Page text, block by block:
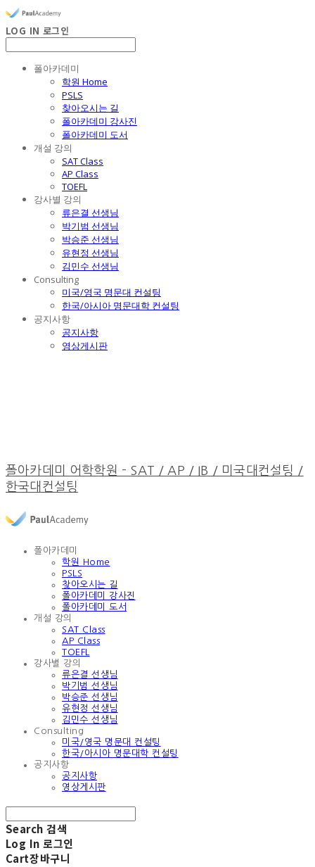
LOG IN 로그인
폴아카데미
학원 Home
PSLS
찾아오시는 길
폴아카데미 강사진
폴아카데미 도서
개설 강의
SAT Class
AP Class
TOEFL
강사별 강의
류은결 선생님
박기범 선생님
박승준 선생님
유현정 선생님
김민수 선생님
Consulting
미국/영국 명문대 컨설팅
한국/아시아 명문대학 컨설팅
공지사항
공지사항
영상게시판
폴아카데미 어학학원 - SAT / AP / IB / 미국대컨설팅 /
한국대컨설팅
폴아카데미
학원 Home
PSLS
찾아오시는 길
폴아카데미 강사진
폴아카데미 도서
개설 강의
SAT Class
AP Class
TOEFL
강사별 강의
류은결 선생님
박기범 선생님
박승준 선생님
유현정 선생님
김민수 선생님
Consulting
미국/영국 명문대 컨설팅
한국/아시아 명문대학 컨설팅
공지사항
공지사항
영상게시판
Search 검색
Log In 로그인
Cart장바구니